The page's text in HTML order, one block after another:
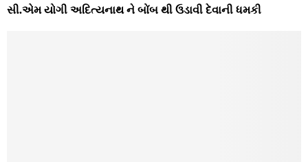
સી.એમ યોગી અદિત્યનાથ ને બોંબ થી ઉડાવી દેવાની ધમકી